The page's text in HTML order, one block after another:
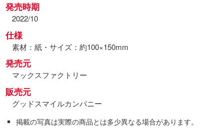
発売時期
2022/10
仕様
素材：紙・サイズ：約100×150mm
発売元
マックスファクトリー
販売元
グッドスマイルカンパニー
掲載の写真は実際の商品とは多少異なる場合があります。